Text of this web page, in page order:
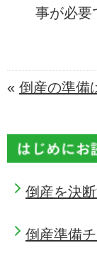
倒産を決
倒産準備
事が必要
« 倒産の準備